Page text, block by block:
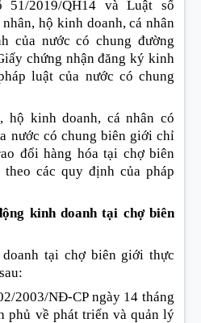
2019/QH14 và Luật số
hộ kinh doanh, cá nhân
của nước có chung đường
chứng nhận đăng ký kinh
luật của nước có chung
hộ kinh doanh, cá nhân có
nước có chung biên giới chỉ
đổi hàng hóa tại chợ biên
các quy định của pháp
kinh doanh tại chợ biên
tại chợ biên giới thực
2003/NĐ-CP ngày 14 tháng
phủ về phát triển và quản lý